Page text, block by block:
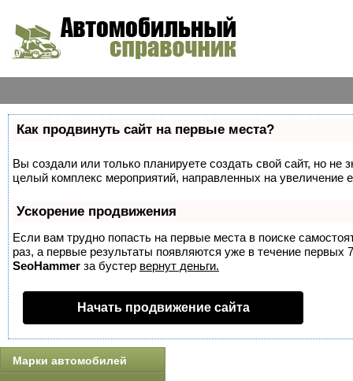
Как продвинуть сайт на первые места?
Вы создали или только планируете создать свой сайт, но не
целый комплекс мероприятий, направленных на увеличение
Ускорение продвижения
Если вам трудно попасть на первые места в поиске
раз, а первые результаты появляются уже в течение первых
SeoHammer за бустер вернут деньги.
Начать продвижение сайта
Марки автомобилей